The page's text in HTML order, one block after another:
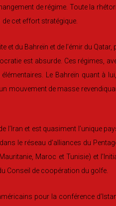
de régime. Toute la
cet effort stratégique.
et du Bahreïn et de l’émir du Qatar,
est absurde. Ces régimes,
Le Bahreïn quant à
mouvement de masse
l’Iran et est quasiment l’unique
le réseau d’alliances du
Maroc et Tunisie) et
Conseil de coopération du golfe.
pour la conférence